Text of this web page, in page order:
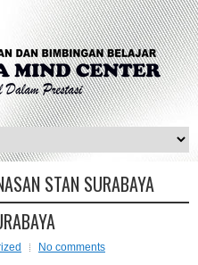
STAN SURABAYA
No comments